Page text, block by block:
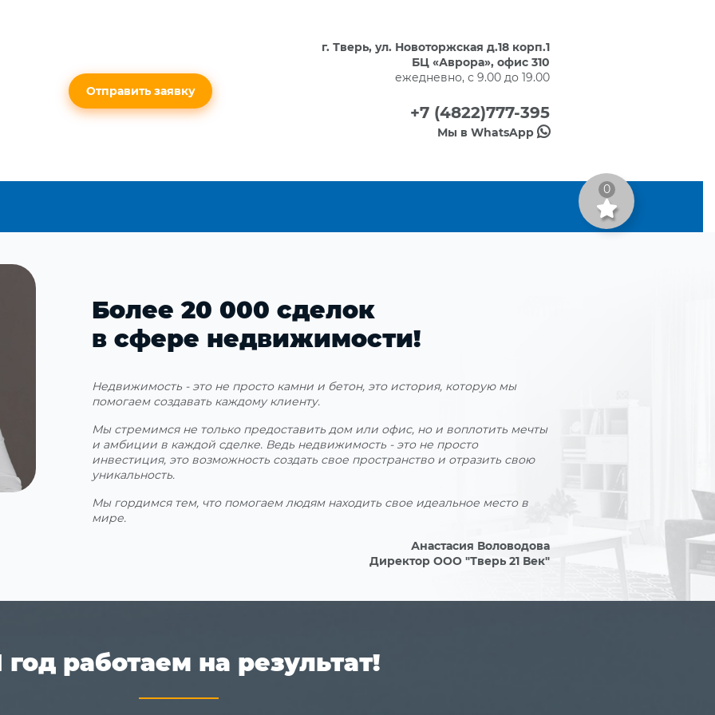
Отправить заявку
г. Тверь, ул. Новоторжская д.18 корп.1
БЦ «Аврора», офис 310
ежедневно, с 9.00 до 19.00
+7 (4822)777-395
Мы в WhatsApp
Более 20 000 сделок
в сфере недвижимости!
Недвижимость - это не просто камни и бетон, это история, которую мы
помогаем создавать каждому клиенту.
Мы стремимся не только предоставить дом или офис, но и воплотить мечты
и амбиции в каждой сделке. Ведь недвижимость - это не просто
инвестиция, это возможность создать свое пространство и отразить свою
уникальность.
Мы гордимся тем, что помогаем людям находить свое идеальное место в
мире.
Анастасия Воловодова
Директор ООО "Тверь 21 Век"
год работаем на результат!
0